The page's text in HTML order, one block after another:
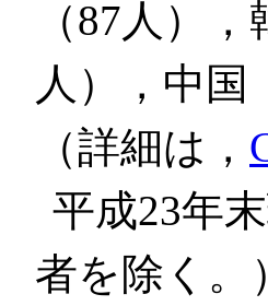
（87人）
人），中国
（詳細は，
平成23年
者を除く。